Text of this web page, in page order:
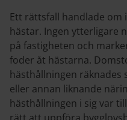
Ett rättsfall handlade om
hästar. Ingen ytterligare
på fastigheten och
foder åt hästarna.
hästhållningen
eller annan liknande
hästhållningen i sig var